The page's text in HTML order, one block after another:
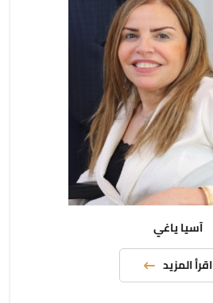
آسيا ياغي
اقرأ المزيد